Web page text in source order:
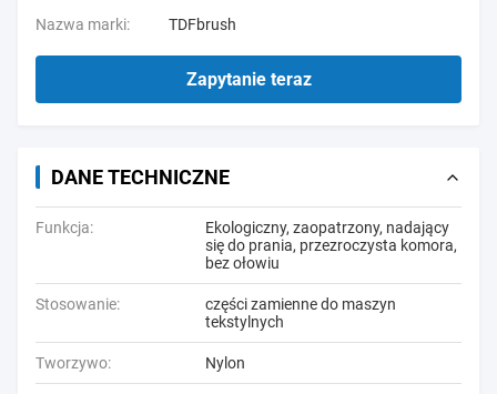
Nazwa marki: TDFbrush
Zapytanie teraz
DANE TECHNICZNE
Funkcja:
Ekologiczny, zaopatrzony, nadający
się do prania, przezroczysta komora,
bez ołowiu
Stosowanie:
części zamienne do maszyn
tekstylnych
Tworzywo: Nylon